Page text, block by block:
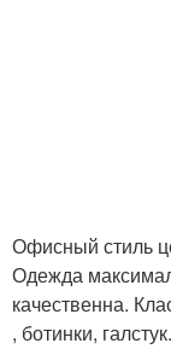
Офисный стиль
Одежда
качественна.
, ботинки,